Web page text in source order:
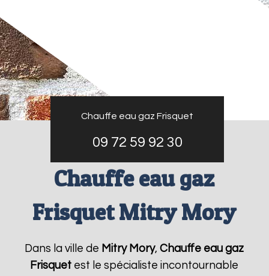
Chauffe eau gaz Frisquet
09 72 59 92 30
Chauffe eau gaz
Frisquet Mitry Mory
Dans la ville de Mitry Mory,Chauffe eau gaz
Frisquet est le spécialiste incontournable